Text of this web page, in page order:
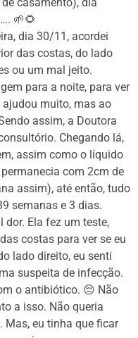
🌱🌻
dia 30/11, acordei
das costas, do lado
ou um mal jeito.
para a noite, para ver
muito, mas ao
assim, a Doutora
Chegando lá,
assim como o líquido
com 2cm de
assim), até então, tudo
semanas e 3 dias.
dor. Ela fez um teste,
costas para ver se eu
lado direito, eu senti
suspeita de infecção.
o antibiótico. 😔 Não
a isso. Não queria
Mas, eu tinha que ficar